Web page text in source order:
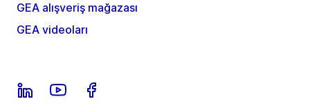
GEA alışveriş mağazası
GEA videoları